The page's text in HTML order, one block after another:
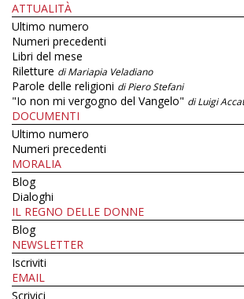
ATTUALITÀ
Ultimo numero
Numeri precedenti
Libri del mese
Riletture di Mariapia Veladiano
Parole delle religioni di Piero Stefani
"Io non mi vergogno del Vangelo" di Luigi
DOCUMENTI
Ultimo numero
Numeri precedenti
MORALIA
Blog
Dialoghi
IL REGNO DELLE DONNE
Blog
NEWSLETTER
Iscriviti
EMAIL
Scrivici